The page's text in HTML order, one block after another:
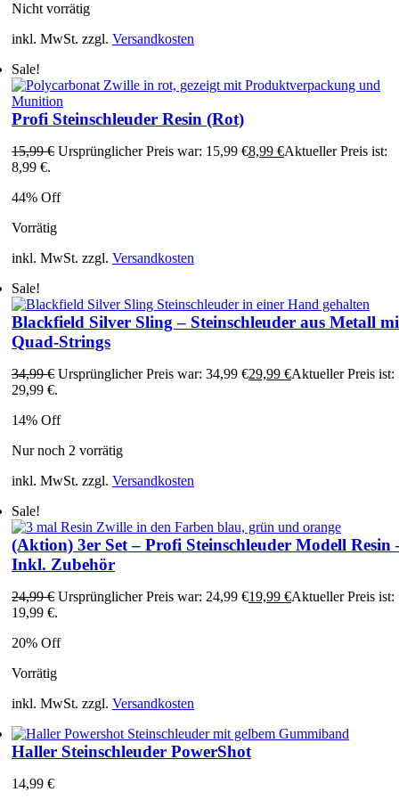
Nicht vorrätig
inkl. MwSt. zzgl. Versandkosten
Sale!
Profi Steinschleuder Resin (Rot)
15,99€ Ursprünglicher Preis war: 15,99 €8,99 €Aktueller Preis ist:
8,99 €.
44% Off
Vorrätig
inkl. MwSt. zzgl. Versandkosten
Sale!
Blackfield Silver Sling – Steinschleuder aus Metall
Quad-Strings
34,99€ Ursprünglicher Preis war: 34,99 €29,99 €Aktueller Preis ist:
29,99 €.
14% Off
Nur noch 2 vorrätig
inkl. MwSt. zzgl. Versandkosten
Sale!
(Aktion) 3er Set – Profi Steinschleuder Modell Resin
Inkl. Zubehör
24,99€ Ursprünglicher Preis war: 24,99 €19,99 €Aktueller Preis ist:
19,99 €.
20% Off
Vorrätig
inkl. MwSt. zzgl. Versandkosten
Haller Steinschleuder PowerShot
14,99 €